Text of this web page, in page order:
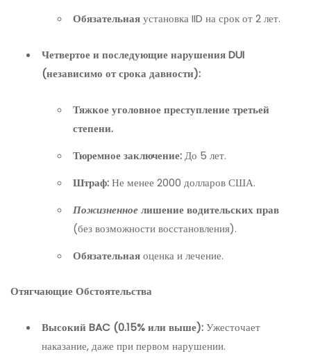
Обязательнаяустановка IID на срок от 2 лет.
Четвертое и последующие нарушения DUI
(независимо от срока давности):
Тяжкое уголовное преступление третьей
степени.
Тюремное заключение:До 5 лет.
Штраф:Не менее 2000 долларов США.
Пожизненноелишение водительских прав
(без возможности восстановления).
Обязательнаяоценка и лечение.
Отягчающие Обстоятельства
Высокий BAC (0.15% или выше):Ужесточает
наказание, даже при первом нарушении.